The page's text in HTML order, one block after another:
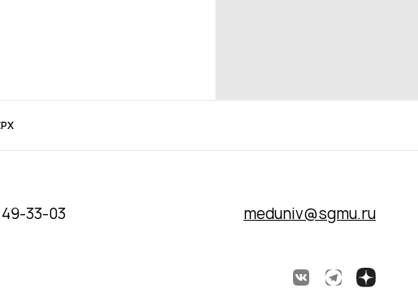
33-03 meduniv@sgmu.ru